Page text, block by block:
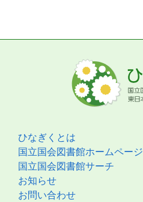
ひなぎくとは
国立国会図書館ホームページ
国立国会図書館サーチ
お知らせ
お問い合わせ